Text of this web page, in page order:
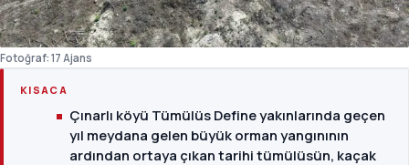
Fotoğraf: 17 Ajans
KISACA
Çınarlı köyü Tümülüs Define yakınlarında geçen
yıl meydana gelen büyük orman yangınının
ardından ortaya çıkan tarihi tümülüsün, kaçak